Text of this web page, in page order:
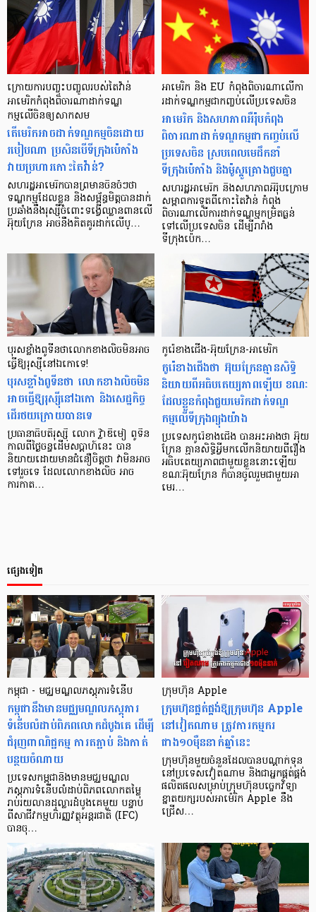
ក្រោយការបញ្ចុះបញ្ចូលរបស់តៃវ៉ាន់
អាមេរិកកំពុងពិចារណាដាក់ទណ្ឌ
កម្មលើចិនឲ្យសាកសម
តើមេរិកអាចដាក់ទណ្ឌកម្មចិនដោយ
របៀបណា ប្រសិនបើទីក្រុងប៉េកាំង
វាយប្រហារកោះតៃវ៉ាន់?
សហរដ្ឋអាមេរិកបានព្រមានចិនចំៗថា
ទណ្ឌកម្មដែលខ្លួន និងសម្ព័ន្ធមិត្តបានដាក់
ប្រឆាំងនឹងរុស្ស៊ីចំពោះទង្វើឈ្លានពានលើ
អ៊ុយក្រែន អាចនឹងគិតគូរដាក់លើប្…
អាមេរិក និង EU កំពុងពិចារណាលើកា
រដាក់ទណ្ឌកម្មជាកញ្ចប់លើប្រទេសចិន
អាមេរិក និងសហភាពអឺរ៉ុបកំពុង
ពិចារណាដាក់ទណ្ឌកម្មជាកញ្ចប់លើ
ប្រទេសចិន ស្របពេលមេដឹកនាំ
ទីក្រុងប៉េកាំង និងម៉ូស្គូគ្រោងជួបគ្នា
សហរដ្ឋអាមេរិក និងសហភាពអឺរ៉ុបក្រោម
សម្ពាពការទូតពីកោះតៃវ៉ាន់ កំពុង
ពិចារណាលើការដាក់ទណ្ឌម្មកម្រិតធ្ងន់
ទៅលើប្រទេសចិន ដើម្បីរារាំង
ទីក្រុងប៉េក…
បុរសខ្លាំងពូទីនថាលោកខាងលិចមិនអាច
ធ្វើឱ្យរុស្ស៊ីនៅឯកោទេ!
បុរសខ្លាំងពូទីនថា លោកខាងលិចមិន
អាចធ្វើឱ្យរុស្ស៊ីនៅឯកោ និងសេដ្ឋកិច្ច
ដើរថយក្រោយបានទេ
ប្រធានាធិបតីរុស្ស៊ី លោក វ្ល៉ាឌីមៀ ពូទីន
កាលពីថ្ងៃចន្ទដើមសប្តាហ៍នេះ បាន
និយាយដោយមានជំនឿចិត្តថា វាមិនអាច
ទៅរួចទេ ដែលលោកខាងលិច អាច
ការកាត…
កូរ៉េខាងជើង-អ៊ុយក្រែន-អាមេរិក
កូរ៉េខាងជើងថា អ៊ុយក្រែនគ្មានសិទ្ធិ
និយាយពីអធិបតេយ្យភាពឡើយ ខណៈ
ដែលខ្លួនកំពុងជួយមេរិកដាក់ទណ្ឌ
កម្មលើទីក្រុងព្យុងយ៉ាង
ប្រទេសកូរ៉េខាងជើង បានអះអាងថា អ៊ុយ
ក្រែន គ្មានសិទ្ធិអ្វីមកលើកនិយាយពីរឿង
អធិបតេយ្យភាពជាមួយខ្លួននោះឡើយ
ខណៈអ៊ុយក្រែន ក៏បានចូលរួមជាមួយអា
មេរ…
ផ្សេងទៀត
កម្ពុជា - មជ្ឈមណ្ឌលភស្តុភារទំនើប
កម្ពុជានឹងមានមជ្ឈមណ្ឌលភស្តុភារ
ទំនើបលំដាប់ពិភពលោកដំបូងគេ ដើម្បី
ជំរុញពាណិជ្ជកម្ម ការតភ្ជាប់ និងកាត់
បន្ថយចំណាយ
ប្រទេសកម្ពុជានឹងមានមជ្ឈមណ្ឌល
ភស្តុភារទំនើបលំដាប់ពិភពលោកតម្លៃ
រាប់រយលានដុល្លារដំបូងគេមួយ បន្ទាប់
ពីសាជីវកម្មហិរញ្ញវត្ថុអន្តរជាតិ (IFC)
បានចុ…
ក្រុមហ៊ុន Apple
ក្រុមហ៊ុនផ្គត់ផ្គង់ឱ្យក្រុមហ៊ុន Apple
នៅវៀតណាម ត្រូវការកម្មករ
ជាង១០ម៉ឺននាក់ឆ្នាំនេះ
ក្រុមហ៊ុនមួយចំនួនដែលបានបណ្ដាក់ទុន
នៅប្រទេសវៀតណាម និងជាអ្នកផ្គត់ផ្គង់
ផលិតផលសម្រាប់ក្រុមហ៊ុនបច្ចេកវិទ្យា
ខ្នាតយក្សរបស់អាម៉េរិក Apple នឹង
ជ្រើស…